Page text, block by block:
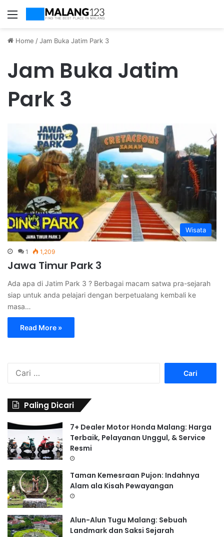
Home /Jam Buka Jatim Park 3
Jam Buka Jatim
Park 3
Wisata
1 1,209
Jawa Timur Park 3
Ada apa di Jatim Park 3 ? Berbagai macam satwa pra-sejarah
siap untuk anda pelajari dengan berpetualang kembali ke
masa…
Read More »
t
u
Paling Dicari
7+ Dealer Motor Honda Malang: Harga
Terbaik, Pelayanan Unggul, & Service
Resmi
Taman Kemesraan Pujon: Indahnya
Alam ala Kisah Pewayangan
Alun-Alun Tugu Malang: Sebuah
Landmark dan Saksi Sejarah